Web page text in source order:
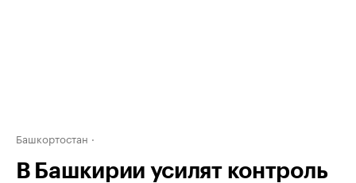
Башкортостан
В Башкирии усилят контроль